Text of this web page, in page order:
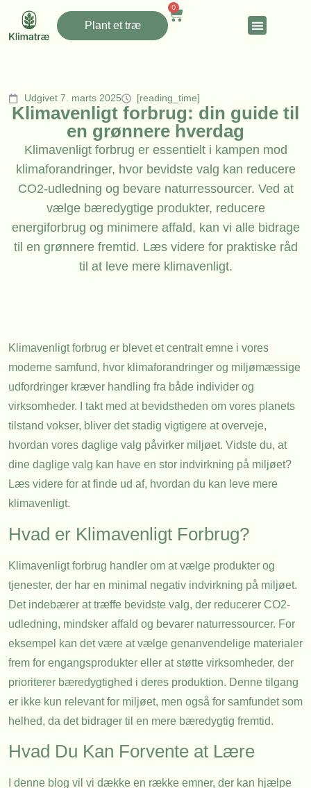
Plant et træ
0
Udgivet 7. marts 2025 [reading_time]
Klimavenligt forbrug: din guide til
en grønnere hverdag
Klimavenligt forbrug er essentielt i kampen mod
klimaforandringer, hvor bevidste valg kan reducere
CO2-udledning og bevare naturressourcer. Ved at
vælge bæredygtige produkter, reducere
energiforbrug og minimere affald, kan vi alle bidrage
til en grønnere fremtid. Læs videre for praktiske råd
til at leve mere klimavenligt.
Klimavenligt forbrug er blevet et centralt emne i vores
moderne samfund, hvor klimaforandringer og miljømæssige
udfordringer kræver handling fra både individer og
virksomheder. I takt med at bevidstheden om vores planets
tilstand vokser, bliver det stadig vigtigere at overveje,
hvordan vores daglige valg påvirker miljøet. Vidste du, at
dine daglige valg kan have en stor indvirkning på miljøet?
Læs videre for at finde ud af, hvordan du kan leve mere
klimavenligt.
Hvad er Klimavenligt Forbrug?
Klimavenligt forbrug handler om at vælge produkter og
tjenester, der har en minimal negativ indvirkning på miljøet.
Det indebærer at træffe bevidste valg, der reducerer CO2-
udledning, mindsker affald og bevarer naturressourcer. For
eksempel kan det være at vælge genanvendelige materialer
frem for engangsprodukter eller at støtte virksomheder, der
prioriterer bæredygtighed i deres produktion. Denne tilgang
er ikke kun relevant for miljøet, men også for samfundet som
helhed, da det bidrager til en mere bæredygtig fremtid.
Hvad Du Kan Forvente at Lære
I denne blog vil vi dække en række emner, der kan hjælpe